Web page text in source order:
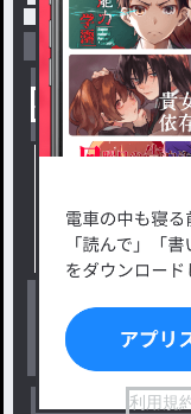
小説を探す
新着小説一覧
小説コンテスト応
出版・メディアミ
利用規